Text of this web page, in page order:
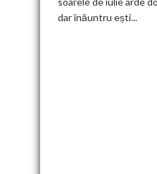
dar înăuntru ești...